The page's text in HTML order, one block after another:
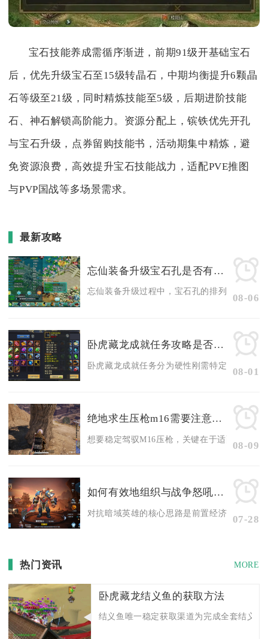
宝石技能养成需循序渐进，前期91级开基础宝石
后，优先升级宝石至15级转晶石，中期均衡提升6颗晶
石等级至21级，同时精炼技能至5级，后期进阶技能
石、神石解锁高阶能力。资源分配上，镔铁优先开孔
与宝石升级，点券留购技能书，活动期集中精炼，避
免资源浪费，高效提升宝石技能战力，适配PVE推图
与PVP国战等多场景需求。
最新攻略
忘仙装备升级宝石孔是否有位置调整
忘仙装备升级过程中，宝石孔的排列位置无法
08-06
卧虎藏龙成就任务攻略是否需要特定装备或技能
卧虎藏龙成就任务分为硬性刚需特定装备、特
08-01
绝地求生压枪m16需要注意哪些技巧
想要稳定驾驭M16压枪，关键在于适配三连发
08-09
如何有效地组织与战争怒吼暗域英雄的对抗
对抗暗域英雄的核心思路是前置经济干扰、用
07-28
热门资讯 MORE
卧虎藏龙结义鱼的获取方法
结义鱼唯一稳定获取渠道为完成全套结义